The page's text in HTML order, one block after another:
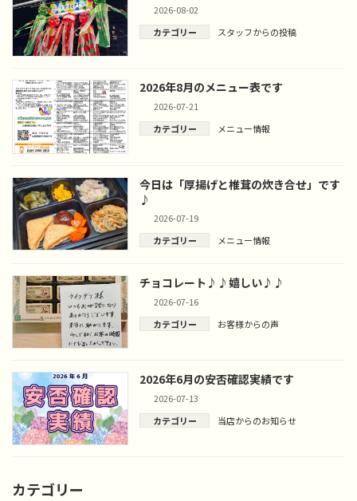
2026-08-02
カテゴリー
スタッフからの投稿
2026年8月のメニュー表です
2026-07-21
カテゴリー
メニュー情報
今日は「厚揚げと椎茸の炊き合せ」です
♪
2026-07-19
カテゴリー
メニュー情報
チョコレート♪♪嬉しい♪♪
2026-07-16
カテゴリー
お客様からの声
2026年6月の安否確認実績です
2026-07-13
カテゴリー
当店からのお知らせ
カテゴリー